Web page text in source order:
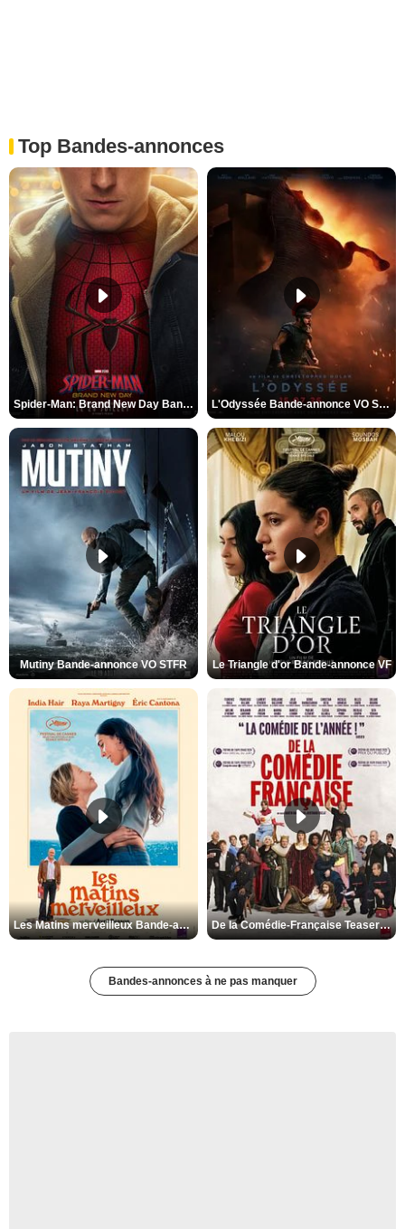
Top Bandes-annonces
Spider-Man: Brand New Day Bande-annonce VO STFR L'Odyssée Bande-annonce VO STFR
Mutiny Bande-annonce VO STFR Le Triangle d'or Bande-annonce VF
Les Matins merveilleux Bande-annonce VF De la Comédie-Française Teaser VF
Bandes-annonces à ne pas manquer